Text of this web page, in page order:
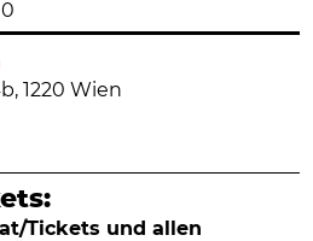
1220 Wien
Tickets und allen